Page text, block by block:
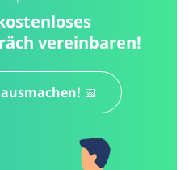
vereinbaren!
📅